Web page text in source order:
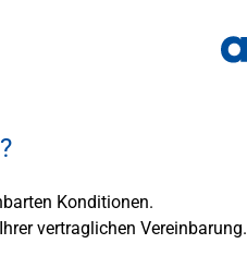
Konditionen.
vertraglichen Vereinbarung.